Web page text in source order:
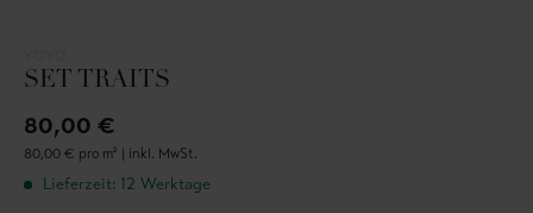
SET TRAITS
80,00 €
80,00 € pro m² | inkl. MwSt.
Lieferzeit: 12 Werktage